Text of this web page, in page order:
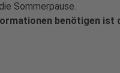
Sommerpause.
benötigen